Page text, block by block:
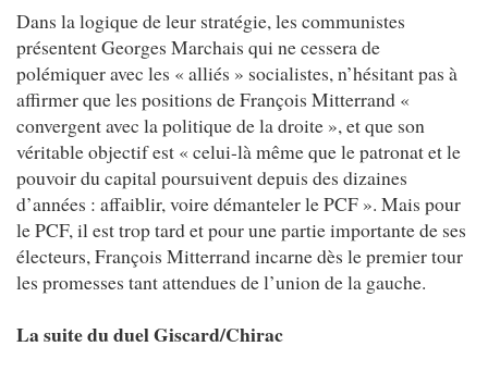
Dans la logique de leur stratégie, les communistes
présentent Georges Marchais qui ne cessera de
polémiquer avec les « alliés » socialistes, n’hésitant pas à
affirmer que les positions de François Mitterrand «
convergent avec la politique de la droite », et que son
véritable objectif est « celui-là même que le patronat et le
pouvoir du capital poursuivent depuis des dizaines
d’années : affaiblir, voire démanteler le PCF ». Mais pour
le PCF, il est trop tard et pour une partie importante de ses
électeurs, François Mitterrand incarne dès le premier tour
les promesses tant attendues de l’union de la gauche.
La suite du duel Giscard/Chirac